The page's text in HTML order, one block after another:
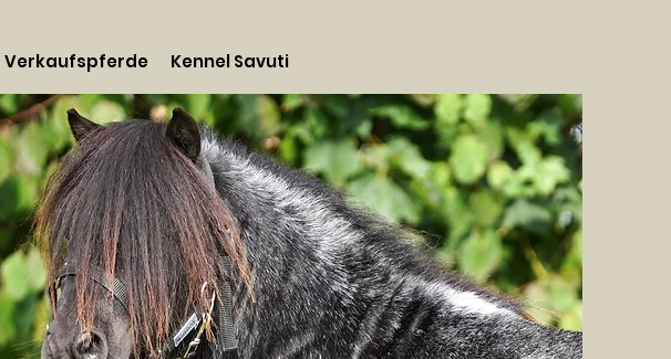
Verkaufspferde Kennel Savuti